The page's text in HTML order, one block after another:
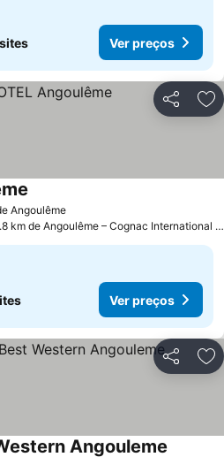
Ver preços
Partilhar
Angoulême
a 5.8 km de Angoulême – Cognac International Airport
Ver preços
Partilhar
Angouleme